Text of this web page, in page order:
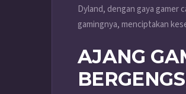
Dyland, dengan gaya gamer
gamingnya, menciptakan
AJANG